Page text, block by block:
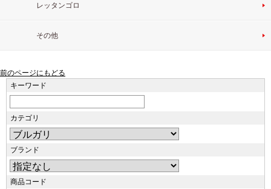
レッタンゴロ
その他
前のページにもどる
キーワード
カテゴリ
ブランド
商品コード